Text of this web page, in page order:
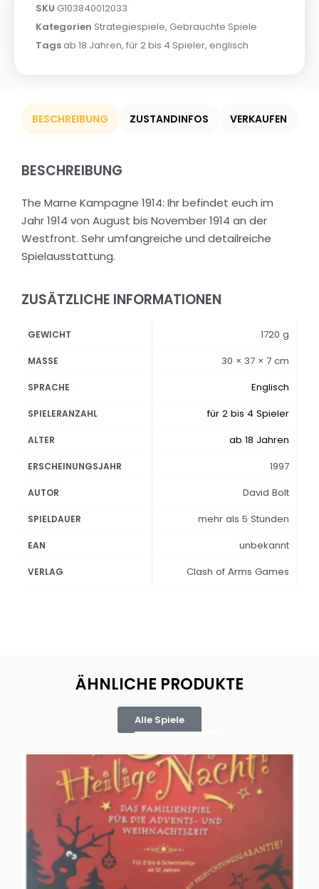
SKU G103840012033
Kategorien Strategiespiele, Gebrauchte Spiele
Tags ab 18 Jahren, für 2 bis 4 Spieler, englisch
BESCHREIBUNG ZUSTANDINFOS VERKAUFEN
BESCHREIBUNG
The Marne Kampagne 1914: Ihr befindet euch im
Jahr 1914 von August bis November 1914 an der
Westfront. Sehr umfangreiche und detailreiche
Spielausstattung.
ZUSÄTZLICHE INFORMATIONEN
GEWICHT 1720 g
MASSE 30 × 37 × 7 cm
SPRACHE Englisch
SPIELERANZAHL für 2 bis 4 Spieler
ALTER ab 18 Jahren
ERSCHEINUNGSJAHR 1997
AUTOR David Bolt
SPIELDAUER mehr als 5 Stunden
EAN unbekannt
VERLAG Clash of Arms Games
ÄHNLICHE PRODUKTE
Alle Spiele
Oh, heilige Nacht!